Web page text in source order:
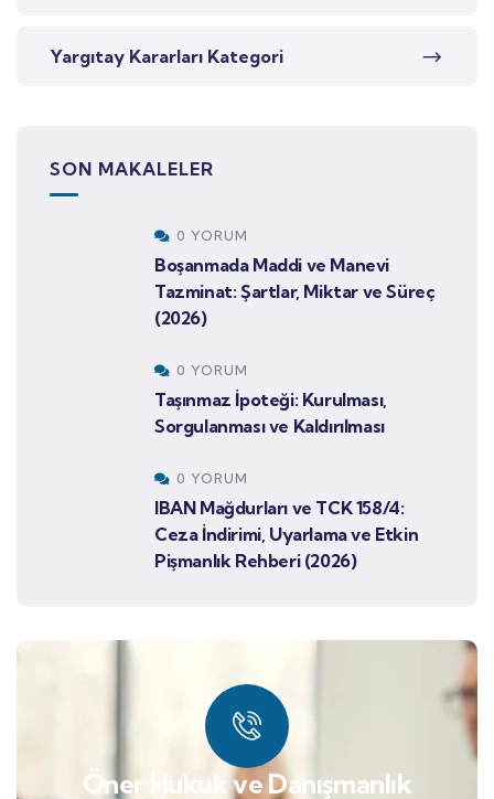
Yargıtay Kararları Kategori
SON MAKALELER
0 YORUM
Boşanmada Maddi ve Manevi
Tazminat: Şartlar, Miktar ve Süreç
(2026)
0 YORUM
Taşınmaz İpoteği: Kurulması,
Sorgulanması ve Kaldırılması
0 YORUM
IBAN Mağdurları ve TCK 158/4:
Ceza İndirimi, Uyarlama ve Etkin
Pişmanlık Rehberi (2026)
Öner Hukuk ve Danışmanlık